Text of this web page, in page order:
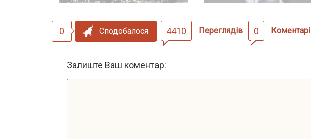
0 Сподобалося 4410 Переглядів 0 Коментарі
Залиште Ваш коментар: